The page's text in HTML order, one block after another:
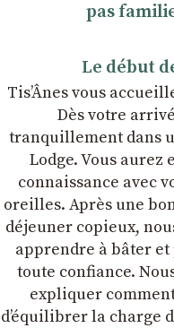
pas
Le début
Tis’Ânes vous
Dès votre
tranquillement dans
Lodge. Vous
connaissance avec
oreilles. Après une
déjeuner copieux,
apprendre à bâter
toute confiance.
expliquer
dʼéquilibrer la charge